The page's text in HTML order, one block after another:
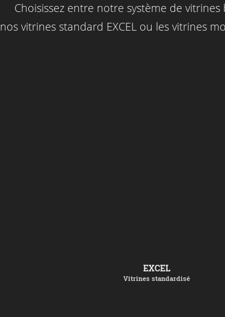
Choisissez entre notre système de vitrines
nos vitrines standard EXCEL ou les vitrines
EXCEL
Vitrines standardisé